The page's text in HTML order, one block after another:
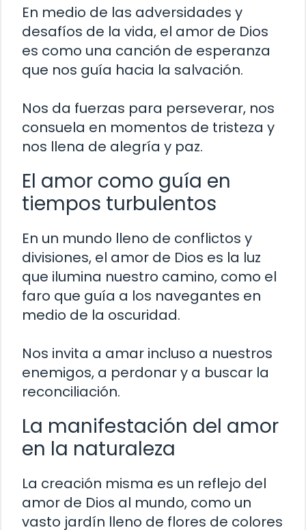
En medio de las adversidades y
desafíos de la vida, el amor de Dios
es como una canción de esperanza
que nos guía hacia la salvación.
Nos da fuerzas para perseverar, nos
consuela en momentos de tristeza y
nos llena de alegría y paz.
El amor como guía en
tiempos turbulentos
En un mundo lleno de conflictos y
divisiones, el amor de Dios es la luz
que ilumina nuestro camino, como el
faro que guía a los navegantes en
medio de la oscuridad.
Nos invita a amar incluso a nuestros
enemigos, a perdonar y a buscar la
reconciliación.
La manifestación del amor
en la naturaleza
La creación misma es un reflejo del
amor de Dios al mundo, como un
vasto jardín lleno de flores de colores